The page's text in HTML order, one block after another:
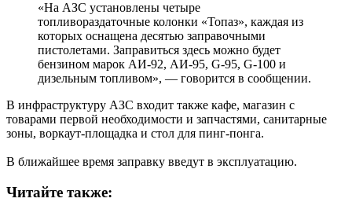
«На АЗС установлены четыре
топливораздаточные колонки «Топаз», каждая из
которых оснащена десятью заправочными
пистолетами. Заправиться здесь можно будет
бензином марок АИ-92, АИ-95, G-95, G-100 и
дизельным топливом», — говорится в сообщении.
В инфраструктуру АЗС входит также кафе, магазин с
товарами первой необходимости и запчастями, санитарные
зоны, воркаут-площадка и стол для пинг-понга.
В ближайшее время заправку введут в эксплуатацию.
Читайте также: